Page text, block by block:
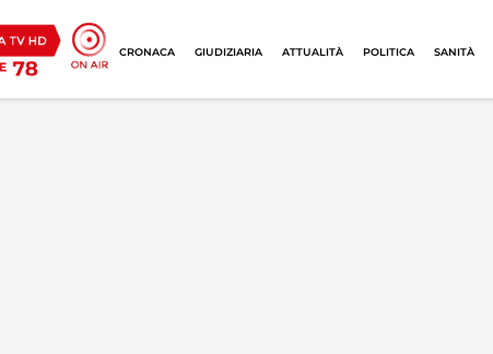
CRONACA GIUDIZIARIA ATTUALITÀ POLITICA SANITÀ